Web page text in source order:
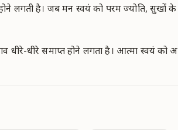
लगती है। जब मन स्वयं को परम ज्योति, सुखों
धीरे-धीरे समाप्त होने लगता है। आत्मा स्वयं